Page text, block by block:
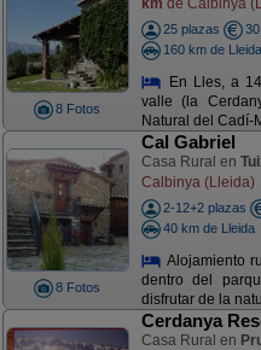
8 Fotos
km de Calbinya
25 plazas
160 km de Lleida
En Lles, a
valle (la
Natural del Cadí-
8 Fotos
Cal Gabriel
Casa Rural en
Calbinya (Lleida)
2-12+2 plazas
40 km de Lleida
Alojamiento
dentro del
disfrutar de la
Cerdanya
Casa Rural en